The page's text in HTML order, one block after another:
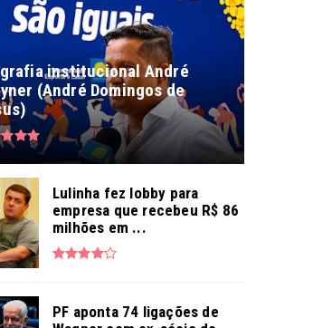
institucional André
(André Domingos de
Lulinha fez lobby para
empresa que recebeu R$ 86
milhões em ...
PF aponta 74 ligações de